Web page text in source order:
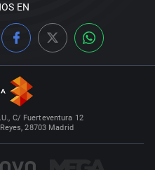
EN
C/ Fuerteventura 12
28703 Madrid